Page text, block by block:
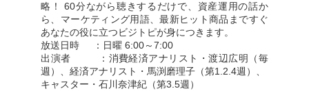
略！ 60分ながら聴きするだけで、資産運用の話か
ら、マーケティング用語、最新ヒット商品まですぐ
あなたの役に立つビジトピが身につきます。
放送日時 ：日曜 6:00～7:00
出演者 ：消費経済アナリスト・渡辺広明（毎
週）、経済アナリスト・馬渕磨理子（第1.2.4週）、
キャスター・石川奈津紀（第3.5週）